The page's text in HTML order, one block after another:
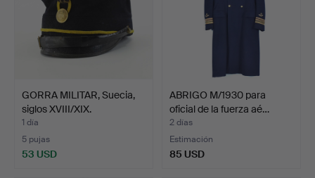
GORRA MILITAR, Suecia,
siglos XVIII/XIX.
1 día
5 pujas
53 USD
ABRIGO M/1930 para
oficial de la fuerza aé…
2 días
Estimación
85 USD